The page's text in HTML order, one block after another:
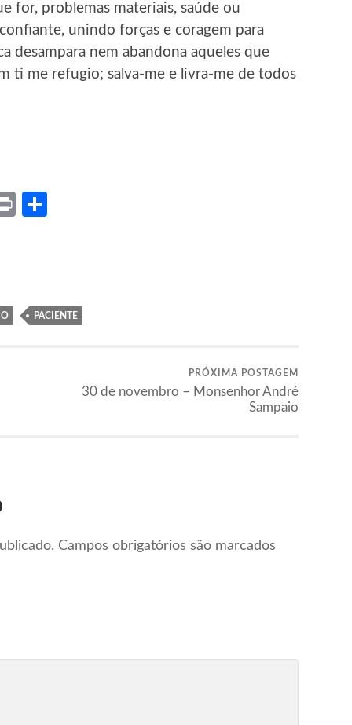
for, problemas materiais, saúde ou
unindo forças e coragem para
desampara nem abandona aqueles que
ti me refugio; salva-me e livra-me de todos
Print
PACIENTE
PRÓXIMA POSTAGEM
30 de novembro – Monsenhor André
Sampaio
Campos obrigatórios são marcados